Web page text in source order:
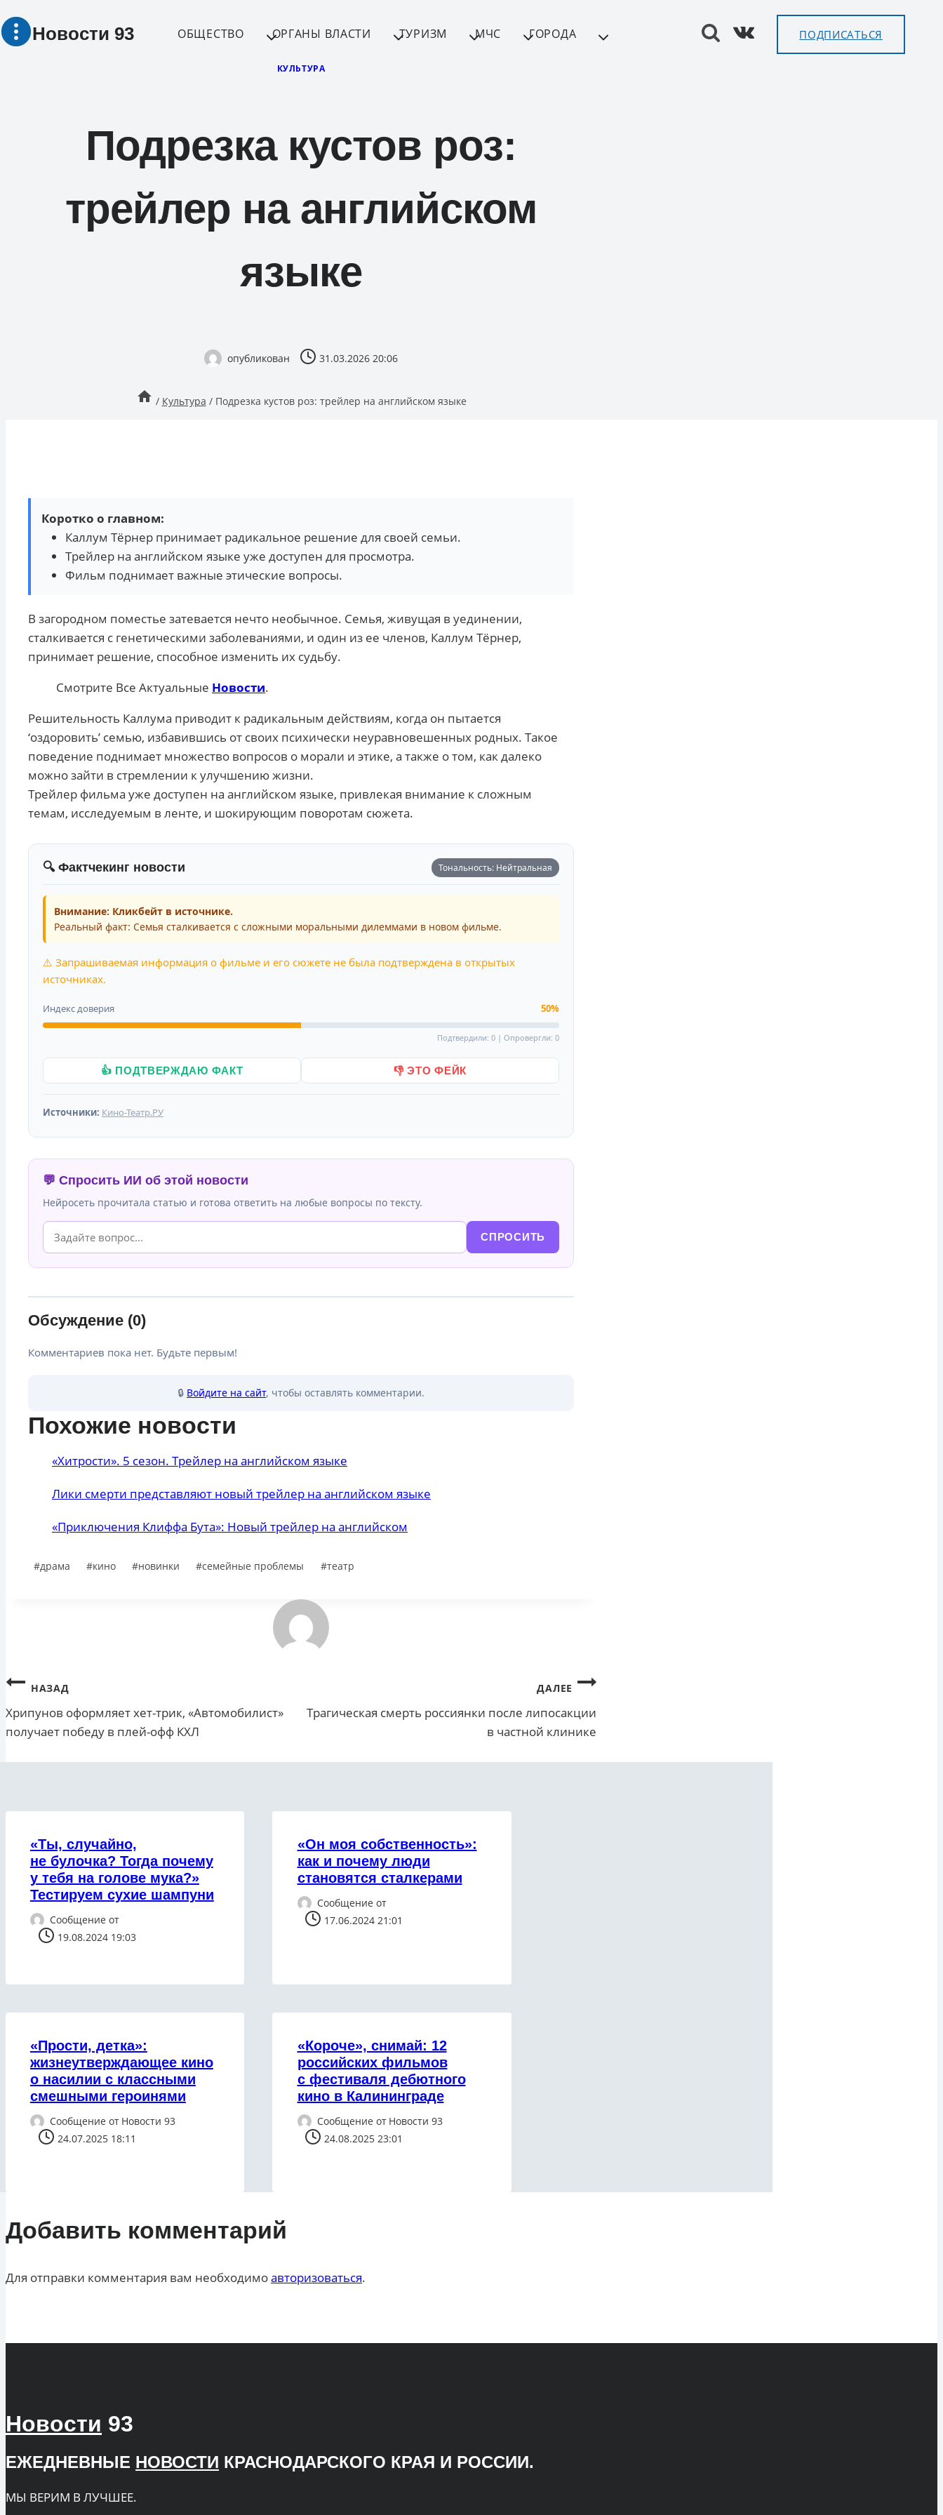
Перейти
Новости 93 ОБЩЕСТВО ОРГАНЫ ВЛАСТИ ТУРИЗМ МЧС ГОРОДА ПОДПИСАТЬСЯ
КУЛЬТУРА
Подрезка кустов роз:
трейлер на английском
языке
опубликован 31.03.2026 20:06
/ Культура / Подрезка кустов роз: трейлер на английском языке
Коротко о главном:
Каллум Тёрнер принимает радикальное решение для своей семьи.
Трейлер на английском языке уже доступен для просмотра.
Фильм поднимает важные этические вопросы.
В загородном поместье затевается нечто необычное. Семья, живущая в уединении,
сталкивается с генетическими заболеваниями, и один из ее членов, Каллум Тёрнер,
принимает решение, способное изменить их судьбу.
Смотрите Все Актуальные Новости.
Решительность Каллума приводит к радикальным действиям, когда он пытается
‘оздоровить’ семью, избавившись от своих психически неуравновешенных родных. Такое
поведение поднимает множество вопросов о морали и этике, а также о том, как далеко
можно зайти в стремлении к улучшению жизни.
Трейлер фильма уже доступен на английском языке, привлекая внимание к сложным
темам, исследуемым в ленте, и шокирующим поворотам сюжета.
🔍 Фактчекинг новости Тональность: Нейтральная
Внимание: Кликбейт в источнике.
Реальный факт: Семья сталкивается с сложными моральными дилеммами в новом фильме.
⚠️ Запрашиваемая информация о фильме и его сюжете не была подтверждена в открытых
источниках.
Индекс доверия 50%
Подтвердили: 0 | Опровергли: 0
👍 ПОДТВЕРЖДАЮ ФАКТ 👎 ЭТО ФЕЙК
Источники: Кино-Театр.РУ
💬 Спросить ИИ об этой новости
Нейросеть прочитала статью и готова ответить на любые вопросы по тексту.
СПРОСИТЬ
Обсуждение (0)
Комментариев пока нет. Будьте первым!
🔒 Войдите на сайт, чтобы оставлять комментарии.
Похожие новости
«Хитрости». 5 сезон. Трейлер на английском языке
Лики смерти представляют новый трейлер на английском языке
«Приключения Клиффа Бута»: Новый трейлер на английском
#драма #кино #новинки #семейные проблемы #театр
Навигация
по
НАЗАД
Хрипунов оформляет хет-трик, «Автомобилист»
получает победу в плей-офф КХЛ
ДАЛЕЕ
Трагическая смерть россиянки после липосакции
в частной клинике
«Ты, случайно,
не булочка? Тогда почему
у тебя на голове мука?»
Тестируем сухие шампуни
Сообщение от
19.08.2024 19:03
«Он моя собственность»:
как и почему люди
становятся сталкерами
Сообщение от
17.06.2024 21:01
«Прости, детка»:
жизнеутверждающее кино
о насилии с классными
смешными героинями
Сообщение от Новости 93
24.07.2025 18:11
«Короче», снимай: 12
российских фильмов
с фестиваля дебютного
кино в Калининграде
Сообщение от Новости 93
24.08.2025 23:01
Добавить комментарий
Для отправки комментария вам необходимоавторизоваться.
Новости 93
ЕЖЕДНЕВНЫЕ НОВОСТИ КРАСНОДАРСКОГО КРАЯ И РОССИИ.
МЫ ВЕРИМ В ЛУЧШЕЕ.